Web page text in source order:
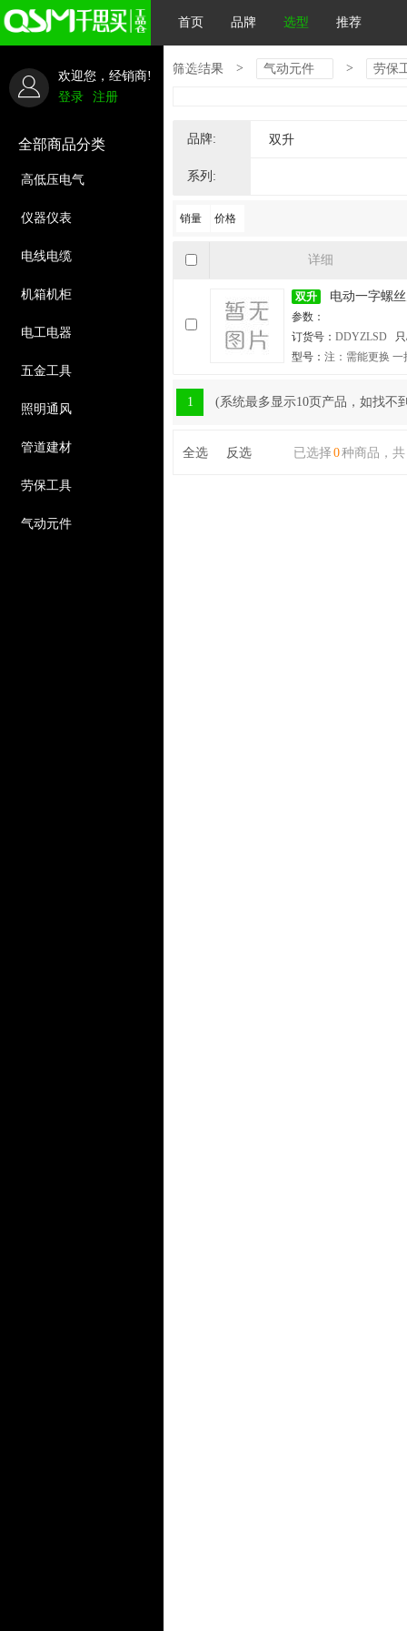
首页 品牌 选型 推荐
下单
欢迎您，经销商!
登录
注册
全部商品分类
高低压电气
仪器仪表
电线电缆
机箱机柜
电工电器
五金工具
照明通风
管道建材
劳保工具
气动元件
筛选结果 > 气动元件 > 劳保
品牌: 双升
系列:
销量 价格
详细
双升
电动一字螺
注：需能更换 一把
置10个十字螺丝刀头
参数：
订货号： DDYZLSD
0只/件
型号： 注：需能更换 一
1 (系统最多显示10页产品，如找不
全选 反选 已选择 0种商品，共